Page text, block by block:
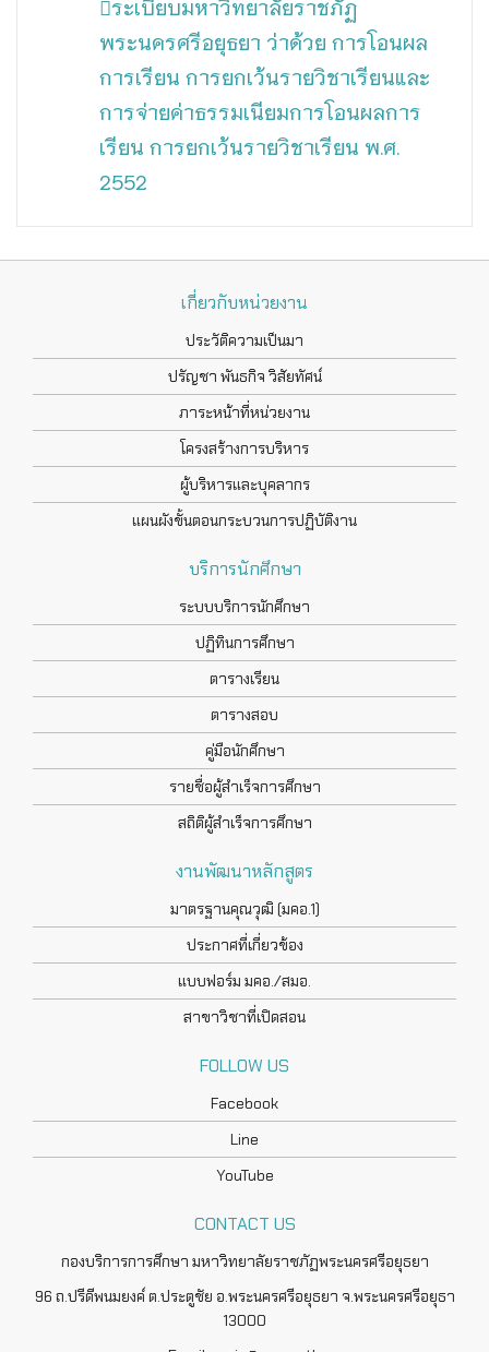
ระเบียบมหาวิทยาลัยราชภัฏ
พระนครศรีอยุธยา ว่าด้วย การโอนผล
การเรียน การยกเว้นรายวิชาเรียนและ
การจ่ายค่าธรรมเนียมการโอนผลการ
เรียน การยกเว้นรายวิชาเรียน พ.ศ.
2552
เกี่ยวกับหน่วยงาน
ประวัติความเป็นมา
ปรัญชา พันธกิจ วิสัยทัศน์
ภาระหน้าที่หน่วยงาน
โครงสร้างการบริหาร
ผู้บริหารและบุคลากร
แผนผังขั้นตอนกระบวนการปฏิบัติงาน
บริการนักศึกษา
ระบบบริการนักศึกษา
ปฏิทินการศึกษา
ตารางเรียน
ตารางสอบ
คู่มือนักศึกษา
รายชื่อผู้สำเร็จการศึกษา
สถิติผู้สำเร็จการศึกษา
งานพัฒนาหลักสูตร
มาตรฐานคุณวุฒิ (มคอ.1)
ประกาศที่เกี่ยวข้อง
แบบฟอร์ม มคอ./สมอ.
สาขาวิชาที่เปิดสอน
FOLLOW US
Facebook
Line
YouTube
CONTACT US
กองบริการการศึกษา มหาวิทยาลัยราชภัฏพระนครศรีอยุธยา
96 ถ.ปรีดีพนมยงค์ ต.ประตูชัย อ.พระนครศรีอยุธยา จ.พระนครศรีอยุธา
13000